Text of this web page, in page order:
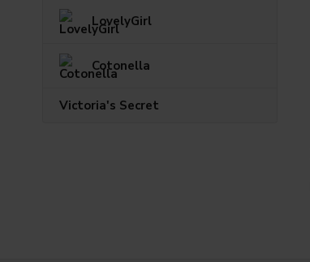
LovelyGirl
Cotonella
Victoria's Secret